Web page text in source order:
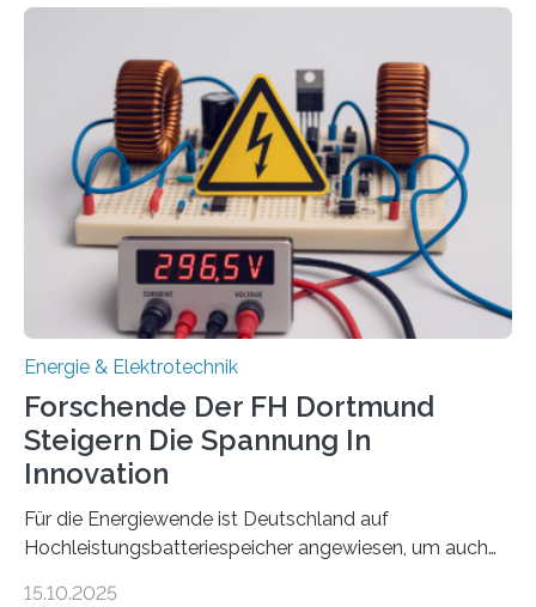
Energietechnologien werden vom Europäischen
Sozialfonds Plus (ESF+) gefördert – mit einer
Gesamtsumme von mehr als zwei Millionen Euro.
Damit zählt die Hochschule zu den großen
Gewinnerinnen der aktuellen Förderrunde des
Bayerischen Wissenschaftsministeriums. Im
Mittelpunkt steht der direkte Wissenstransfer: Neue
wissenschaftliche Erkenntnisse sollen rasch in die
Energie & Elektrotechnik
Forschende Der FH Dortmund
Steigern Die Spannung In
Innovation
Für die Energiewende ist Deutschland auf
Hochleistungsbatteriespeicher angewiesen, um auch
15.10.2025